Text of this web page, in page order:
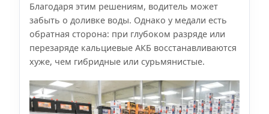
Благодаря этим решениям, водитель может
забыть о доливке воды. Однако у медали есть
обратная сторона: при глубоком разряде или
перезаряде кальциевые АКБ восстанавливаются
хуже, чем гибридные или сурьмянистые.